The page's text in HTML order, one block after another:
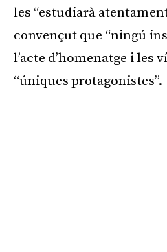
les “estudiarà
convençut que “ningú
l’acte d’homenatge i les
“úniques protagonistes”.